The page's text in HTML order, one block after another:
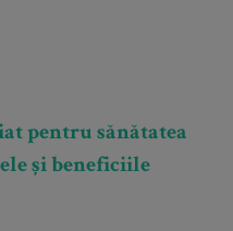
pentru sănătatea
și beneficiile